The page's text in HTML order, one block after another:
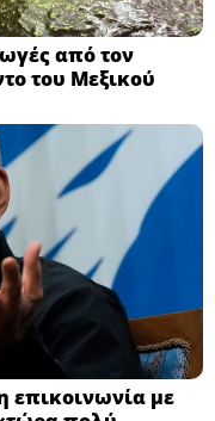
από τον
του Μεξικού
επικοινωνία με